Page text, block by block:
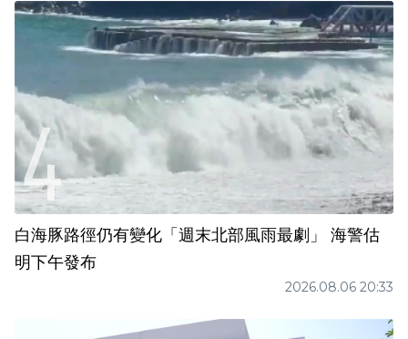
白海豚路徑仍有變化「週末北部風雨最劇」 海警估
明下午發布
2026.08.06 20:33